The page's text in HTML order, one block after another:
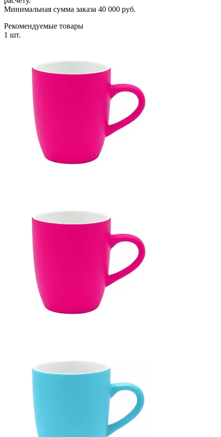
Минимальная сумма заказа 40 000 руб.
Рекомендуемые товары
1 шт.